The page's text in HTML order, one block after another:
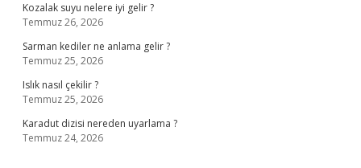
Kozalak suyu nelere iyi gelir ?
Temmuz 26, 2026
Sarman kediler ne anlama gelir ?
Temmuz 25, 2026
Islık nasıl çekilir ?
Temmuz 25, 2026
Karadut dizisi nereden uyarlama ?
Temmuz 24, 2026